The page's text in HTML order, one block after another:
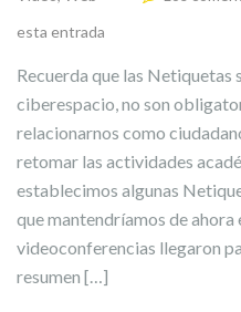
esta entrada
Recuerda que las Netiquetas
ciberespacio, no son
relacionarnos como
retomar las actividades
establecimos algunas
que mantendríamos de ahora
videoconferencias llegaron
resumen […]